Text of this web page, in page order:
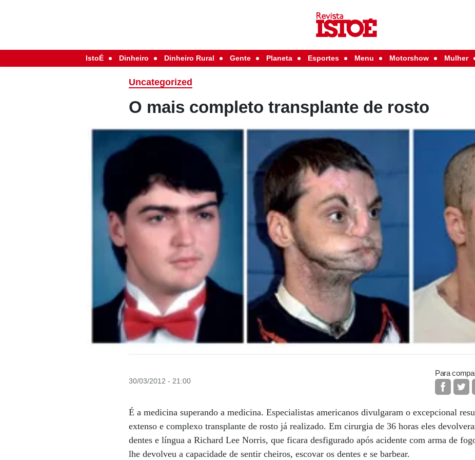
IstoÉ Dinheiro Dinheiro Rural Gente Planeta Esportes Menu Motorshow Mulher
Uncategorized
O mais completo transplante de rosto
30/03/2012 - 21:00
Para
É a medicina superando a medicina. Especialistas americanos divulgaram o excepcional
extenso e complexo transplante de rosto já realizado. Em cirurgia de 36 horas eles
dentes e língua a Richard Lee Norris, que ficara desfigurado após acidente com arma de
lhe devolveu a capacidade de sentir cheiros, escovar os dentes e se barbear.